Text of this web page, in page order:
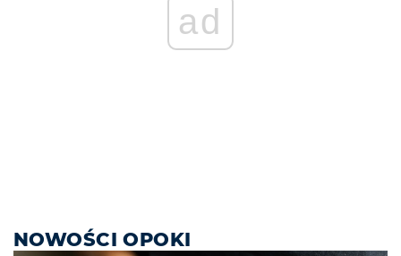
ad
NOWOŚCI OPOKI